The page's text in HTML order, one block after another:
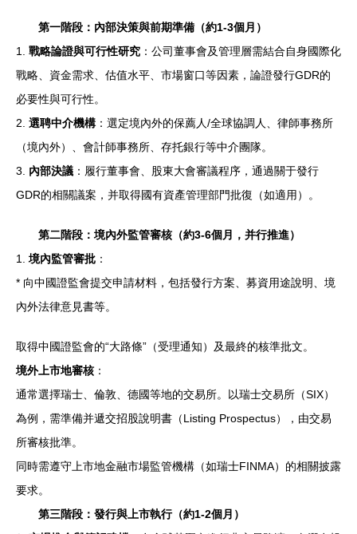
第一階段：內部決策與前期準備（約1-3個月）
1. 戰略論證與可行性研究 ：公司董事會及管理層需結合自身國際化
戰略、資金需求、估值水平、市場窗口等因素，論證發行GDR的
必要性與可行性。
2. 選聘中介機構：選定境內外的保薦人/全球協調人、律師事務所
（境內外）、會計師事務所、存托銀行等中介團隊。
3. 內部決議 ：履行董事會、股東大會審議程序，通過關于發行
GDR的相關議案，并取得國有資產管理部門批復（如適用）。
第二階段：境內外監管審核（約3-6個月，并行推進）
1. 境內監管審批 ：
* 向中國證監會提交申請材料，包括發行方案、募資用途說明、境
內外法律意見書等。
取得中國證監會的“大路條”（受理通知）及最終的核準批文。
境外上市地審核 ：
通常選擇瑞士、倫敦、德國等地的交易所。以瑞士交易所（SIX）
為例，需準備并遞交招股說明書（Listing Prospectus），由交易
所審核批準。
同時需遵守上市地金融市場監管機構（如瑞士FINMA）的相關披露
要求。
第三階段：發行與上市執行（約1-2個月）